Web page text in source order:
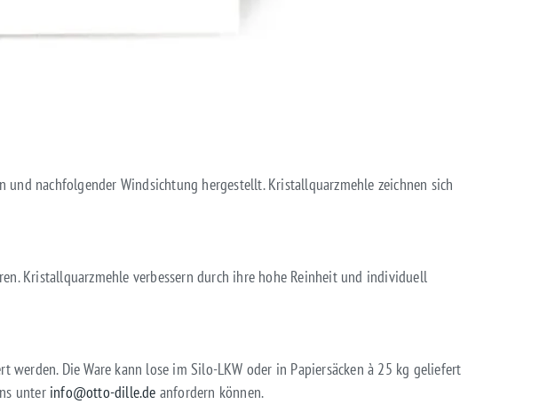
nachfolgender Windsichtung hergestellt. Kristallquarzmehle zeichnen sich
Kristallquarzmehle verbessern durch ihre hohe Reinheit und individuell
Die Ware kann lose im Silo-LKW oder in Papiersäcken à 25 kg geliefert
unter info@otto-dille.de anfordern können.